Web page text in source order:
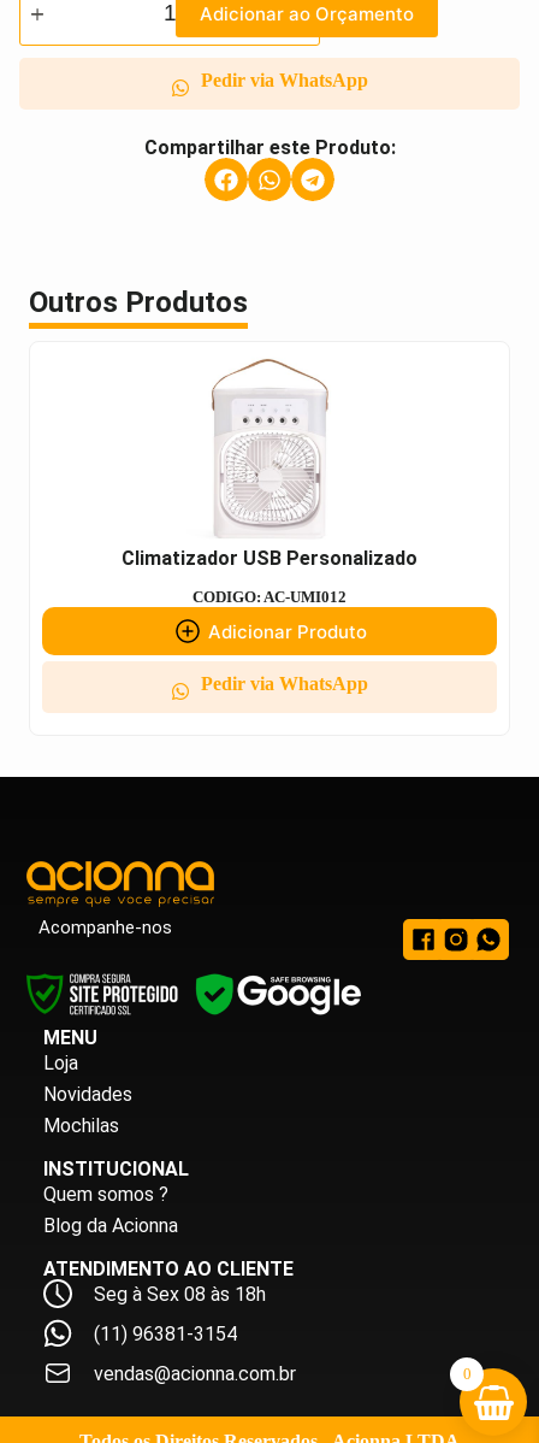
Adicionar ao Orçamento
Pedir via WhatsApp
Compartilhar este Produto:
Outros Produtos
Climatizador USB Personalizado
CODIGO: AC-UMI012
Adicionar Produto
Pedir via WhatsApp
Acompanhe-nos
MENU
Loja
Novidades
Mochilas
INSTITUCIONAL
Quem somos ?
Blog da Acionna
ATENDIMENTO AO CLIENTE
Seg à Sex 08 às 18h
(11) 96381-3154
vendas@acionna.com.br
0